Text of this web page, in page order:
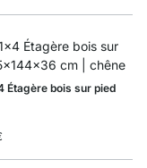
Étagère bois sur pied